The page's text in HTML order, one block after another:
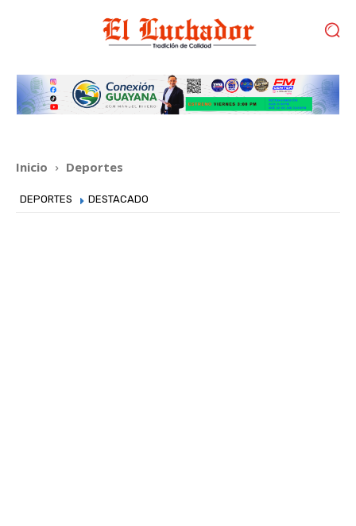
Inicio Deportes
DEPORTES DESTACADO